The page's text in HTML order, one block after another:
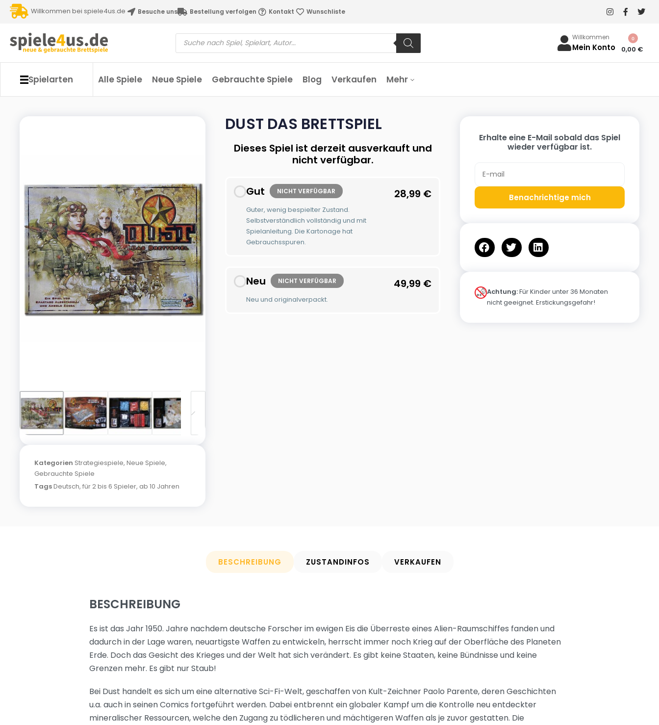
Willkommen bei spiele4us.de Besuche uns Bestellung verfolgen Kontakt Wunschliste
Willkommen
Mein Konto 0,00 €
0
Spielarten Alle Spiele Neue Spiele Gebrauchte Spiele Blog Verkaufen Mehr
Kategorien Strategiespiele, Neue Spiele,
Gebrauchte Spiele
TagsDeutsch, für 2 bis 6 Spieler, ab 10 Jahren
DUST DAS BRETTSPIEL
Dieses Spiel ist derzeit ausverkauft und
nicht verfügbar.
Gut NICHT VERFÜGBAR
Guter, wenig bespielter Zustand.
Selbstverständlich vollständig und mit
Spielanleitung. Die Kartonage hat
Gebrauchsspuren.
28,99 €
Neu NICHT VERFÜGBAR
Neu und originalverpackt.
49,99 €
Erhalte eine E-Mail sobald das Spiel
wieder verfügbar ist.
Benachrichtige mich
Achtung:Für Kinder unter 36 Monaten
nicht geeignet. Erstickungsgefahr!
BESCHREIBUNG ZUSTANDINFOS VERKAUFEN
BESCHREIBUNG
Es ist das Jahr 1950. Jahre nachdem deutsche Forscher im ewigen Eis die Überreste eines Alien-Raumschiffes fanden und
dadurch in der Lage waren, neuartigste Waffen zu entwickeln, herrscht immer noch Krieg auf der Oberfläche des Planeten
Erde. Doch das Gesicht des Krieges und der Welt hat sich verändert. Es gibt keine Staaten, keine Bündnisse und keine
Grenzen mehr. Es gibt nur Staub!
Bei Dust handelt es sich um eine alternative Sci-Fi-Welt, geschaffen von Kult-Zeichner Paolo Parente, deren Geschichten
u.a. auch in seinen Comics fortgeführt werden. Dabei entbrennt ein globaler Kampf um die Kontrolle neu entdeckter
mineralischer Ressourcen, welche den Zugang zu tödlicheren und mächtigeren Waffen als je zuvor gestatten. Die